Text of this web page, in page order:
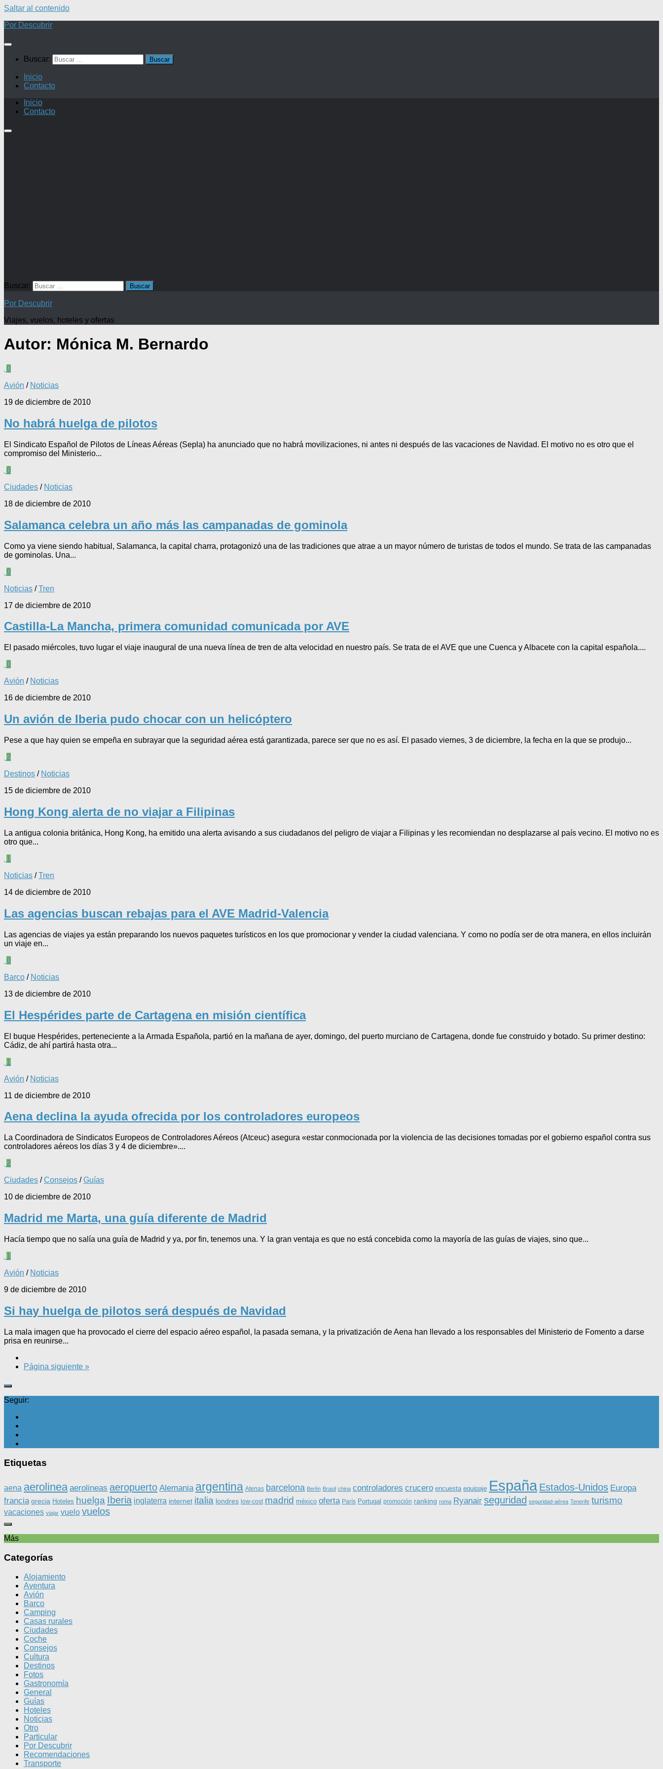
Saltar al contenido
Por Descubrir
Buscar:
Inicio
Contacto
Inicio
Contacto
Buscar:
Por Descubrir
Viajes, vuelos, hoteles y ofertas
Autor: Mónica M. Bernardo
0
Avión / Noticias
19 de diciembre de 2010
No habrá huelga de pilotos
El Sindicato Español de Pilotos de Líneas Aéreas (Sepla) ha anunciado que no habrá movilizaciones, ni antes ni después de las vacaciones de Navidad. El motivo no es otro que el
compromiso del Ministerio...
0
Ciudades / Noticias
18 de diciembre de 2010
Salamanca celebra un año más las campanadas de gominola
Como ya viene siendo habitual, Salamanca, la capital charra, protagonizó una de las tradiciones que atrae a un mayor número de turistas de todos el mundo. Se trata de las campanadas
de gominolas. Una...
0
Noticias /Tren
17 de diciembre de 2010
Castilla-La Mancha, primera comunidad comunicada por AVE
El pasado miércoles, tuvo lugar el viaje inaugural de una nueva línea de tren de alta velocidad en nuestro país. Se trata de el AVE que une Cuenca y Albacete con la capital española....
0
Avión / Noticias
16 de diciembre de 2010
Un avión de Iberia pudo chocar con un helicóptero
Pese a que hay quien se empeña en subrayar que la seguridad aérea está garantizada, parece ser que no es así. El pasado viernes, 3 de diciembre, la fecha en la que se produjo...
2
Destinos / Noticias
15 de diciembre de 2010
Hong Kong alerta de no viajar a Filipinas
La antigua colonia británica, Hong Kong, ha emitido una alerta avisando a sus ciudadanos del peligro de viajar a Filipinas y les recomiendan no desplazarse al país vecino. El motivo no es
otro que...
1
Noticias /Tren
14 de diciembre de 2010
Las agencias buscan rebajas para el AVE Madrid-Valencia
Las agencias de viajes ya están preparando los nuevos paquetes turísticos en los que promocionar y vender la ciudad valenciana. Y como no podía ser de otra manera, en ellos incluirán
un viaje en...
0
Barco / Noticias
13 de diciembre de 2010
El Hespérides parte de Cartagena en misión científica
El buque Hespérides, perteneciente a la Armada Española, partió en la mañana de ayer, domingo, del puerto murciano de Cartagena, donde fue construido y botado. Su primer destino:
Cádiz, de ahí partirá hasta otra...
1
Avión / Noticias
11 de diciembre de 2010
Aena declina la ayuda ofrecida por los controladores europeos
La Coordinadora de Sindicatos Europeos de Controladores Aéreos (Atceuc) asegura «estar conmocionada por la violencia de las decisiones tomadas por el gobierno español contra sus
controladores aéreos los días 3 y 4 de diciembre»....
2
Ciudades /Consejos /Guías
10 de diciembre de 2010
Madrid me Marta, una guía diferente de Madrid
Hacía tiempo que no salía una guía de Madrid y ya, por fin, tenemos una. Y la gran ventaja es que no está concebida como la mayoría de las guías de viajes, sino que...
1
Avión / Noticias
9 de diciembre de 2010
Si hay huelga de pilotos será después de Navidad
La mala imagen que ha provocado el cierre del espacio aéreo español, la pasada semana, y la privatización de Aena han llevado a los responsables del Ministerio de Fomento a darse
prisa en reunirse...
Página siguiente »
Seguir:
Etiquetas
aena aerolinea aerolineas aeropuerto Alemania argentina Atenas barcelona Berlín Brasil china controladores crucero encuesta equipaje España Estados-Unidos Europa
francia grecia Hoteles huelga Iberia inglaterra internet italia londres low-cost madrid méxico oferta París Portugal promoción ranking roma Ryanair seguridad seguridad-aérea Tenerife turismo
vacaciones viajar vuelo vuelos
Más
Categorías
Alojamiento
Aventura
Avión
Barco
Camping
Casas rurales
Ciudades
Coche
Consejos
Cultura
Destinos
Fotos
Gastronomía
General
Guías
Hoteles
Noticias
Otro
Particular
Por Descubrir
Recomendaciones
Transporte